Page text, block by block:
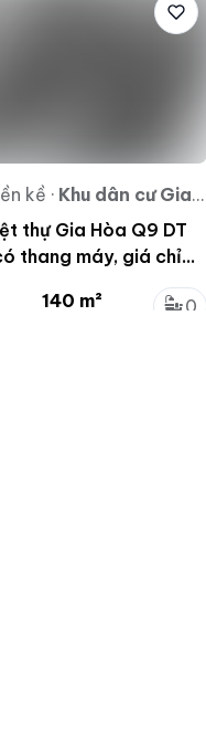
kề · Khu dân cư Gia Hòa
thự Gia Hòa Q9 DT
thang máy, giá chỉ
140 m²
0